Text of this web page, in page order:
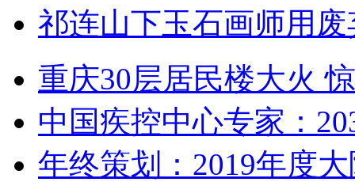
祁连山下玉石画师用
重庆30层居民楼大火
中国疾控中心专家：
年终策划：2019年度